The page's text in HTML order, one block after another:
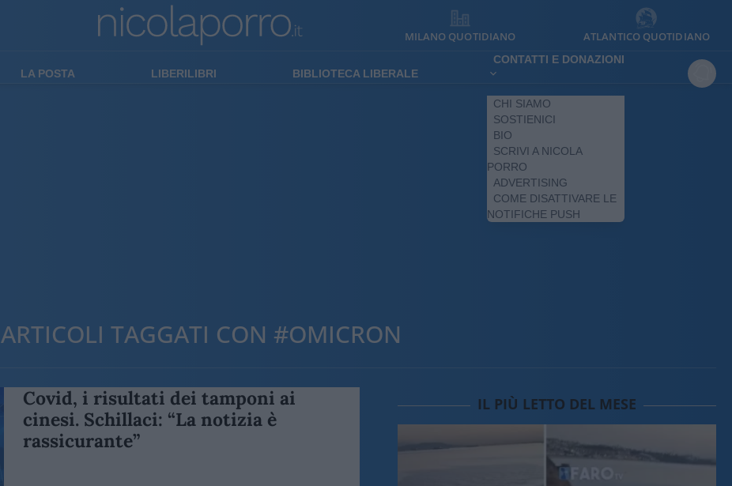
MILANO QUOTIDIANO ATLANTICO QUOTIDIANO
LA POSTA LIBERILIBRI BIBLIOTECA LIBERALE
CONTATTI E DONAZIONI
CHI SIAMO
SOSTIENICI
BIO
SCRIVI A NICOLA
PORRO
ADVERTISING
COME DISATTIVARE LE
NOTIFICHE PUSH
ARTICOLI TAGGATI CON #OMICRON
Covid, i risultati dei tamponi ai
cinesi. Schillaci: “La notizia è
rassicurante”
IL PIÙ LETTO DEL MESE